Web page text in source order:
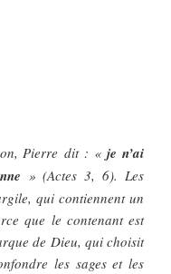
Pierre dit : «je n’ai
» (Actes 3, 6). Les
qui contiennent un
que le contenant est
de Dieu, qui choisit
les sages et les